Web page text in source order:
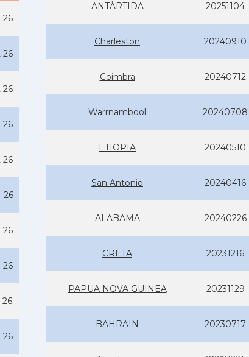
26
26
26
26
26
26
26
26
26
26
ANTÀRTIDA 20251104
Charleston 20240910
Coimbra 20240712
Warrnambool 20240708
ETIOPIA 20240510
San Antonio 20240416
ALABAMA 20240226
CRETA 20231216
PAPUA NOVA GUINEA 20231129
BAHRAIN 20230717